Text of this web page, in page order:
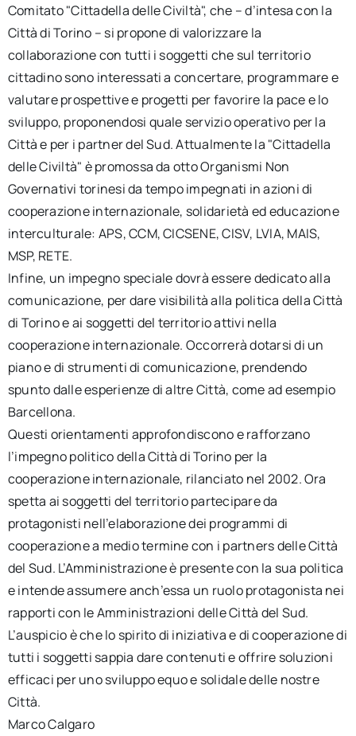
Comitato "Cittadella delle Civiltà", che – d’intesa con la
Città di Torino – si propone di valorizzare la
collaborazione con tutti i soggetti che sul territorio
cittadino sono interessati a concertare, programmare e
valutare prospettive e progetti per favorire la pace e lo
sviluppo, proponendosi quale servizio operativo per la
Città e per i partner del Sud. Attualmente la "Cittadella
delle Civiltà" è promossa da otto Organismi Non
Governativi torinesi da tempo impegnati in azioni di
cooperazione internazionale, solidarietà ed educazione
interculturale: APS, CCM, CICSENE, CISV, LVIA, MAIS,
MSP, RETE.
Infine, un impegno speciale dovrà essere dedicato alla
comunicazione, per dare visibilità alla politica della Città
di Torino e ai soggetti del territorio attivi nella
cooperazione internazionale. Occorrerà dotarsi di un
piano e di strumenti di comunicazione, prendendo
spunto dalle esperienze di altre Città, come ad esempio
Barcellona.
Questi orientamenti approfondiscono e rafforzano
l’impegno politico della Città di Torino per la
cooperazione internazionale, rilanciato nel 2002. Ora
spetta ai soggetti del territorio partecipare da
protagonisti nell’elaborazione dei programmi di
cooperazione a medio termine con i partners delle Città
del Sud. L’Amministrazione è presente con la sua politica
e intende assumere anch’essa un ruolo protagonista nei
rapporti con le Amministrazioni delle Città del Sud.
L’auspicio è che lo spirito di iniziativa e di cooperazione di
tutti i soggetti sappia dare contenuti e offrire soluzioni
efficaci per uno sviluppo equo e solidale delle nostre
Città.
Marco Calgaro